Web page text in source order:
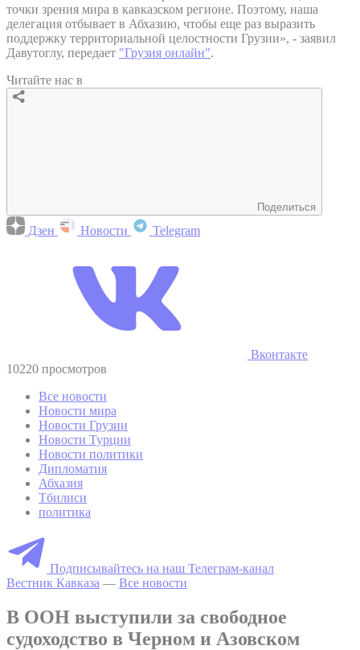
точки зрения мира в кавказском регионе. Поэтому, наша
делегация отбывает в Абхазию, чтобы еще раз выразить
поддержку территориальной целостности Грузии», - заявил
Давутоглу, передает "Грузия онлайн".
Читайте нас в
Поделиться
Дзен Новости Telegram
Вконтакте
10220 просмотров
Все новости
Новости мира
Новости Грузии
Новости Турции
Новости политики
Дипломатия
Абхазия
Тбилиси
политика
Подписывайтесь на наш Телеграм-канал
Вестник Кавказа — Все новости
В ООН выступили за свободное
судоходство в Черном и Азовском